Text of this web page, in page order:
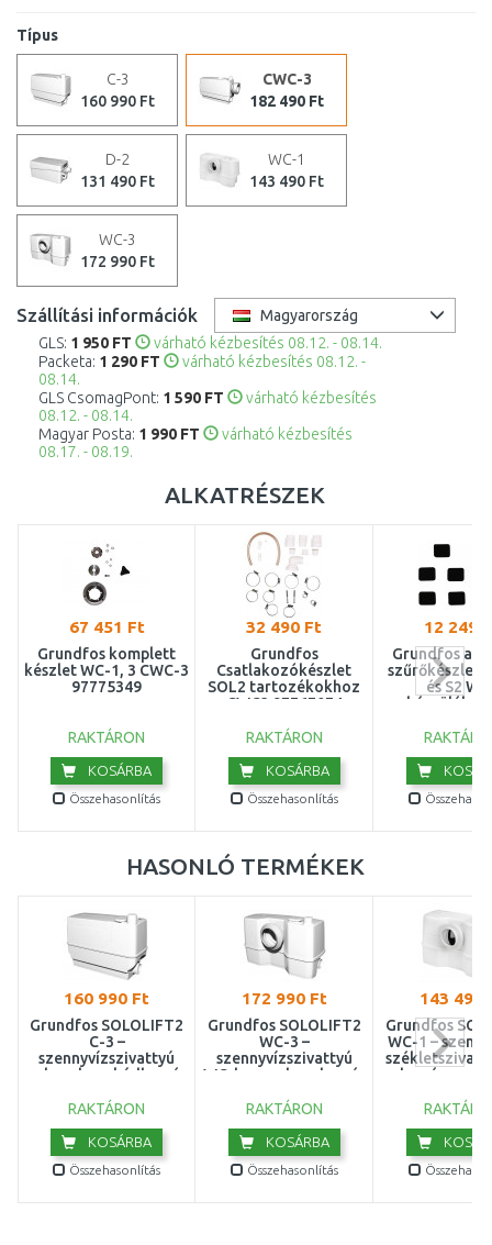
Típus
C-3
160 990 Ft
CWC-3
182 490 Ft
D-2
131 490 Ft
WC-1
143 490 Ft
WC-3
172 990 Ft
Szállítási információk
Magyarország
GLS: 1 950 FT
várható kézbesítés 08.12. - 08.14.
Packeta: 1 290 FT
várható kézbesítés 08.12. -
08.14.
GLS CsomagPont: 1 590 FT
várható kézbesítés
08.12. - 08.14.
Magyar Posta: 1 990 FT
várható kézbesítés
08.17. - 08.19.
ALKATRÉSZEK
67 451 Ft
Grundfos komplett
készlet WC-1, 3 CWC-3
97775349
RAKTÁRON
KOSÁRBA
Összehasonlítás
32 490 Ft
Grundfos
Csatlakozókészlet
SOL2 tartozékokhoz
CWC3 97767074
RAKTÁRON
KOSÁRBA
Összehasonlítás
12 249
Grundfos
szűrőkészlet
és S2
HASONLÓ TERMÉKEK
160 990 Ft
Grundfos SOLOLIFT2
C-3 –
szennyvízszivattyú
zuhanyhoz, kádhoz és
97775317
RAKTÁRON
KOSÁRBA
Összehasonlítás
172 990 Ft
Grundfos SOLOLIFT2
WC-3 –
szennyvízszivattyú
WC-hez, zuhanyhoz és
RAKTÁRON
KOSÁRBA
Összehasonlítás
143 490
Grundfos
WC-1 –
hez és